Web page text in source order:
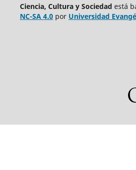
Ciencia, Cultura y Sociedad está
NC-SA 4.0por Universidad